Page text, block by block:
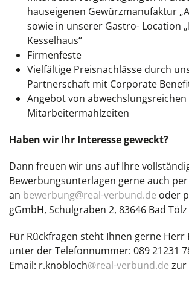
hauseigenen Gewürzmanufaktur
sowie in unserer Gastro- Location
Kesselhaus“
Firmenfeste
Vielfältige Preisnachlässe durch
Partnerschaft mit Corporate
Angebot von abwechslungsreichen
Mitarbeitermahlzeiten
Haben wir Ihr Interesse geweckt?
Dann freuen wir uns auf Ihre
Bewerbungsunterlagen gerne auch per
an bewerbung@real-verbund.de oder
gGmbH, Schulgraben 2, 83646 Bad Tölz
Für Rückfragen steht Ihnen gerne Herr
unter der Telefonnummer: 089 21231
Email: r.knobloch@real-verbund.de zur